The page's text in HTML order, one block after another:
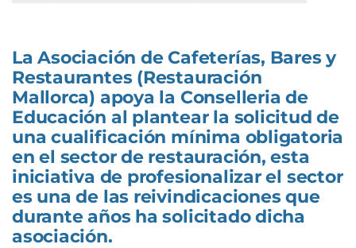
La Asociación de Cafeterías, Bares y
Restaurantes (Restauración
Mallorca) apoya la Conselleria de
Educación al plantear la solicitud de
una cualificación mínima obligatoria
en el sector de restauración, esta
iniciativa de profesionalizar el sector
es una de las reivindicaciones que
durante años ha solicitado dicha
asociación.